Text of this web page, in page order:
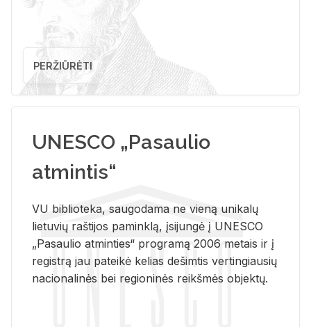
PERŽIŪRĖTI
UNESCO „Pasaulio
atmintis“
VU biblioteka, saugodama ne vieną unikalų
lietuvių raštijos paminklą, įsijungė į UNESCO
„Pasaulio atminties“ programą 2006 metais ir į
registrą jau pateikė kelias dešimtis vertingiausių
nacionalinės bei regioninės reikšmės objektų.